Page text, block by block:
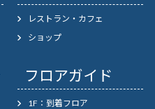
レストラン・カフェ
ショップ
フロアガイド
1F：到着フロア